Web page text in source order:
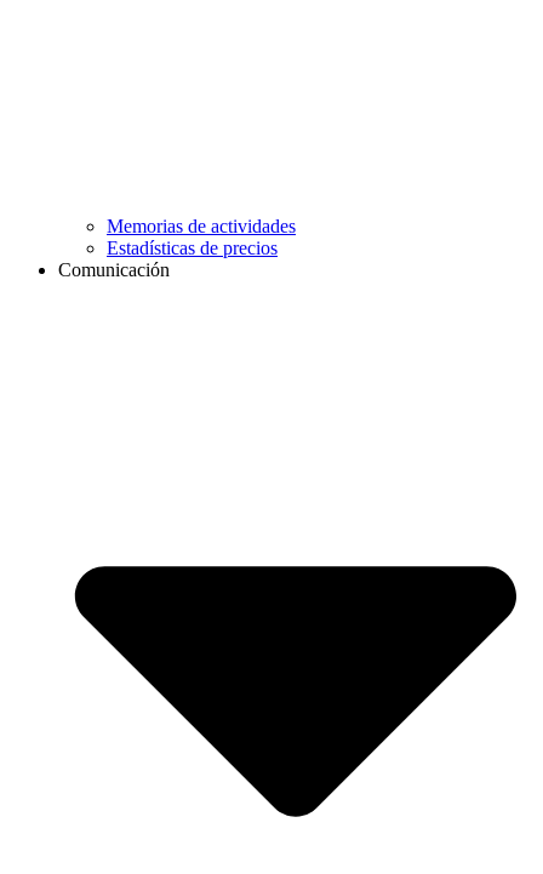
Memorias de actividades
Estadísticas de precios
Comunicación